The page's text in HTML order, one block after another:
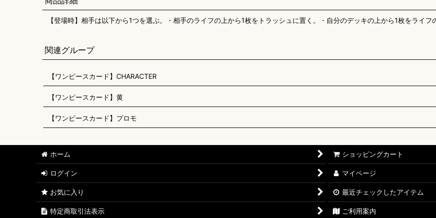
【登場時】相手は以下から1つを選ぶ。・相手のライフの上から1枚をトラッシュに置く。・自分のデッキの上から1枚をライフ
関連グループ
【ワンピースカード】CHARACTER
【ワンピースカード】黄
【ワンピースカード】プロモ
ホーム ショッピングカート
ログイン マイページ
お気に入り 最近チェックしたアイテム
特定商取引法表示 ご利用案内